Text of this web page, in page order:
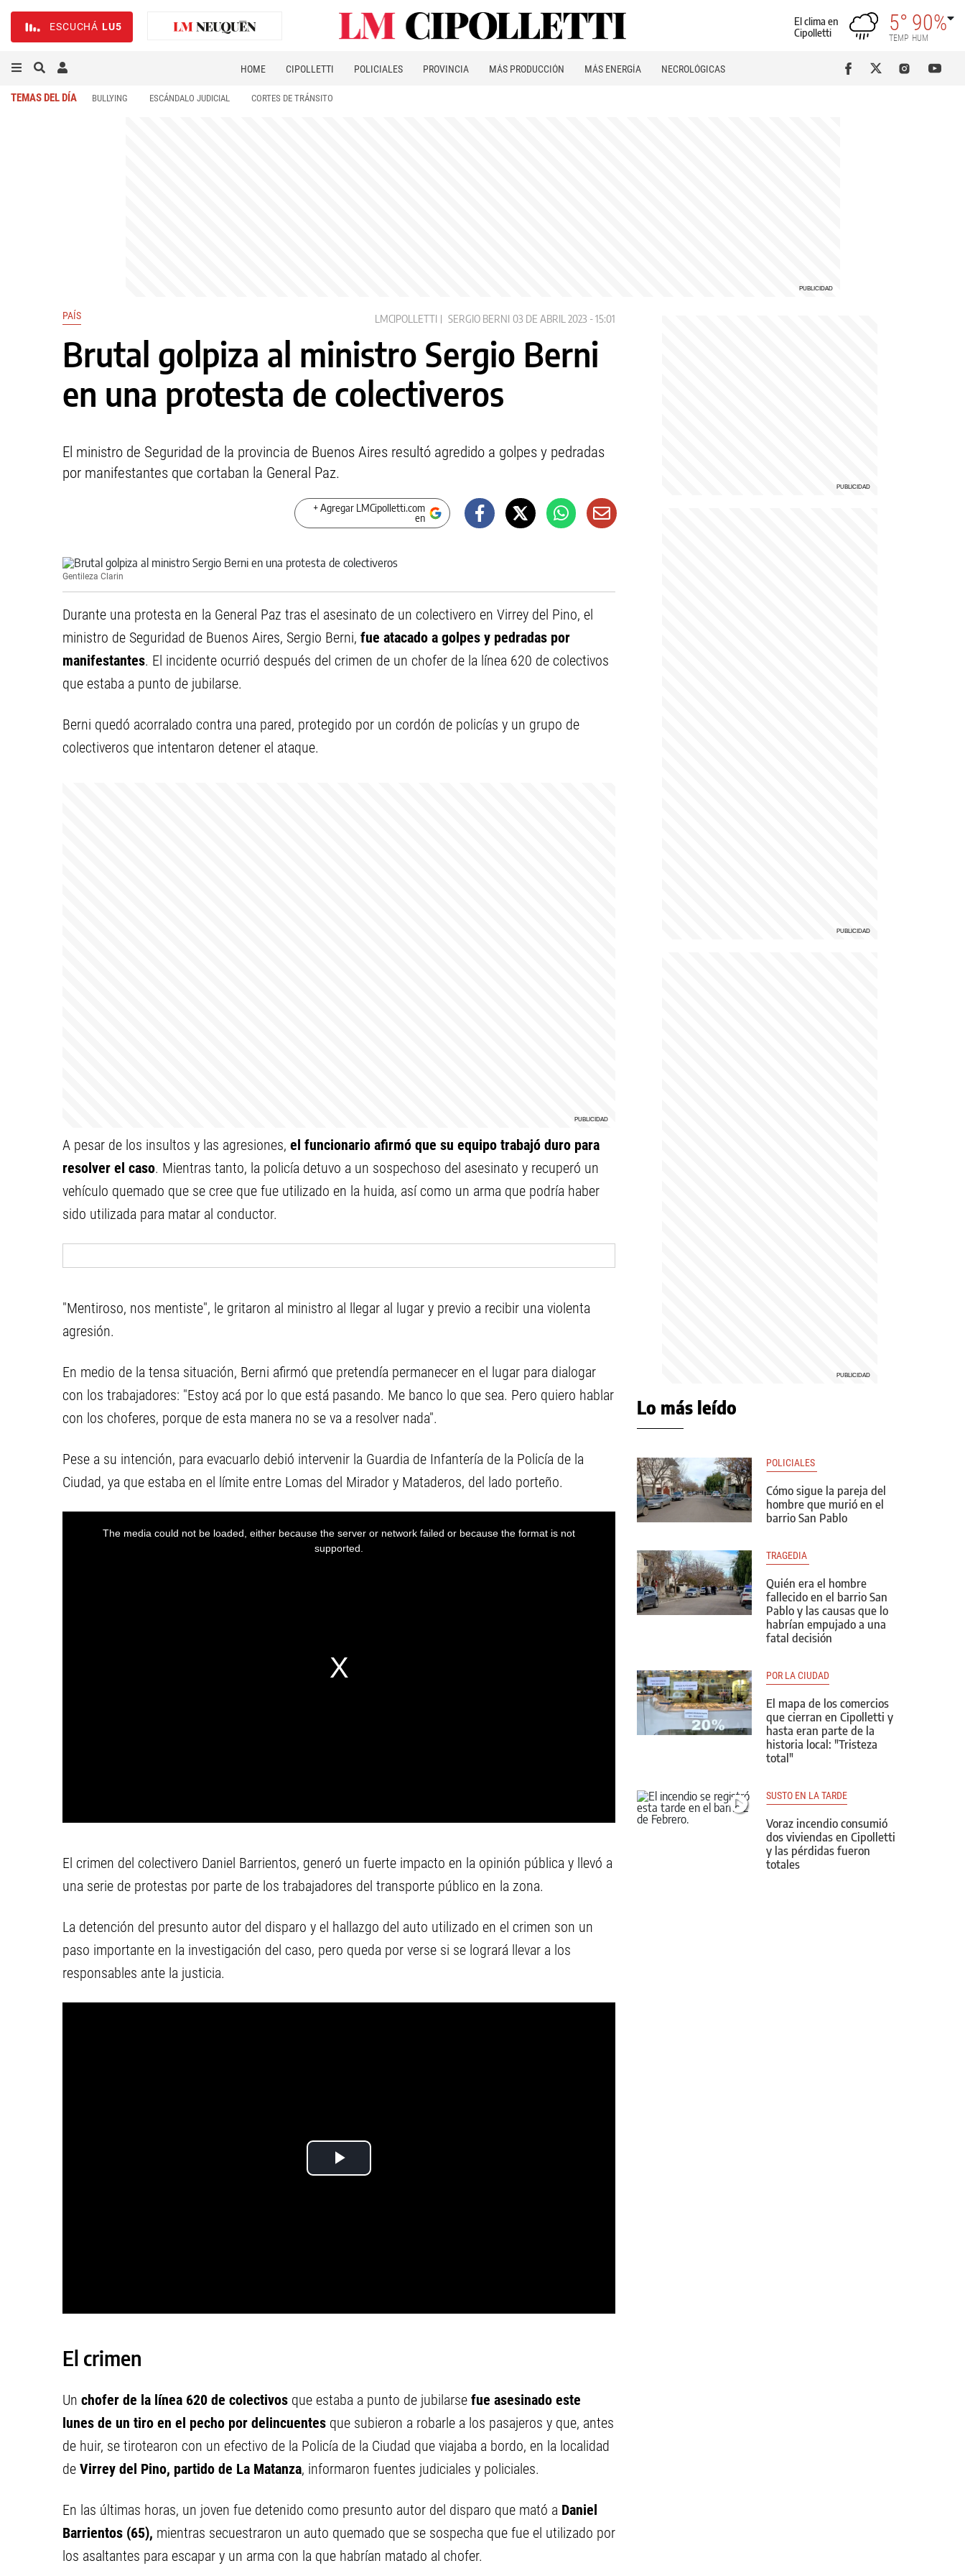
ESCUCHÁ LU5
El clima en
Cipolletti
5°
TEMP
90%
HUM
HOME CIPOLLETTI POLICIALES PROVINCIA MÁS PRODUCCIÓN MÁS ENERGÍA NECROLÓGICAS
TEMAS DEL DÍA BULLYING ESCÁNDALO JUDICIAL CORTES DE TRÁNSITO
PAÍS LMCIPOLLETTI SERGIO BERNI 03 DE ABRIL 2023 - 15:01
Brutal golpiza al ministro Sergio Berni
en una protesta de colectiveros
El ministro de Seguridad de la provincia de Buenos Aires resultó agredido a golpes y pedradas
por manifestantes que cortaban la General Paz.
+ Agregar LMCipolletti.com
en
Gentileza Clarin
Durante una protesta en la General Paz tras el asesinato de un colectivero en Virrey del Pino, el
ministro de Seguridad de Buenos Aires, Sergio Berni, fue atacado a golpes y pedradas por
manifestantes. El incidente ocurrió después del crimen de un chofer de la línea 620 de colectivos
que estaba a punto de jubilarse.
Berni quedó acorralado contra una pared, protegido por un cordón de policías y un grupo de
colectiveros que intentaron detener el ataque.
A pesar de los insultos y las agresiones, el funcionario afirmó que su equipo trabajó duro para
resolver el caso. Mientras tanto, la policía detuvo a un sospechoso del asesinato y recuperó un
vehículo quemado que se cree que fue utilizado en la huida, así como un arma que podría haber
sido utilizada para matar al conductor.
"Mentiroso, nos mentiste", le gritaron al ministro al llegar al lugar y previo a recibir una violenta
agresión.
En medio de la tensa situación, Berni afirmó que pretendía permanecer en el lugar para dialogar
con los trabajadores: "Estoy acá por lo que está pasando. Me banco lo que sea. Pero quiero hablar
con los choferes, porque de esta manera no se va a resolver nada".
Pese a su intención, para evacuarlo debió intervenir la Guardia de Infantería de la Policía de la
Ciudad, ya que estaba en el límite entre Lomas del Mirador y Mataderos, del lado porteño.
El crimen del colectivero Daniel Barrientos, generó un fuerte impacto en la opinión pública y llevó a
una serie de protestas por parte de los trabajadores del transporte público en la zona.
La detención del presunto autor del disparo y el hallazgo del auto utilizado en el crimen son un
paso importante en la investigación del caso, pero queda por verse si se logrará llevar a los
responsables ante la justicia.
El crimen
Un chofer de la línea 620 de colectivos que estaba a punto de jubilarse fue asesinado este
lunes de un tiro en el pecho por delincuentes que subieron a robarle a los pasajeros y que, antes
de huir, se tirotearon con un efectivo de la Policía de la Ciudad que viajaba a bordo, en la localidad
de Virrey del Pino, partido de La Matanza, informaron fuentes judiciales y policiales.
En las últimas horas, un joven fue detenido como presunto autor del disparo que mató a Daniel
Barrientos (65), mientras secuestraron un auto quemado que se sospecha que fue el utilizado por
los asaltantes para escapar y un arma con la que habrían matado al chofer.
Lo más leído
POLICIALES
Cómo sigue la pareja del
hombre que murió en el
barrio San Pablo
TRAGEDIA
Quién era el hombre
fallecido en el barrio San
Pablo y las causas que lo
habrían empujado a una
fatal decisión
POR LA CIUDAD
El mapa de los comercios
que cierran en Cipolletti y
hasta eran parte de la
historia local: "Tristeza
total"
SUSTO EN LA TARDE
Voraz incendio consumió
dos viviendas en Cipolletti
y las pérdidas fueron
totales